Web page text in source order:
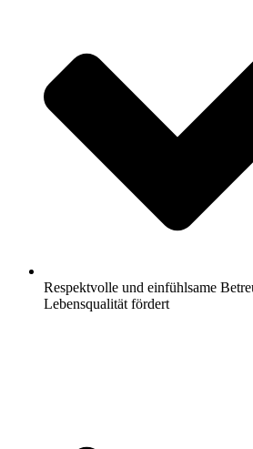
Respektvolle und einfühlsame
Lebensqualität fördert